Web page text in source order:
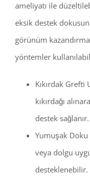
ameliyatı ile
eksik destek
görünüm
yöntemler
Kıkırdak Grefti
kıkırdağı
destek sağlanır.
Yumuşak
veya dolgu
desteklenebilir.